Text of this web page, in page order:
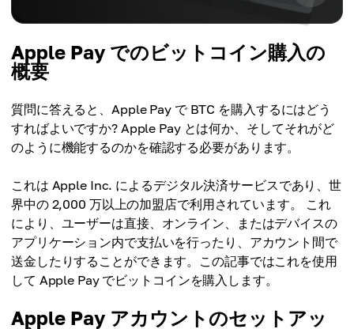
Apple Pay でのビットコイン購入の
概要
質問に答えると、Apple Pay で BTC を購入するにはどう
すればよいですか? Apple Pay とは何か、そしてそれがど
のように機能するのかを確認する必要があります。
これは Apple Inc. によるデジタル決済サービスであり、世
界中の 2,000 万以上の加盟店で利用されています。 これ
により、ユーザーは直接、オンライン、またはデバイスの
アプリケーション内で支払いを行ったり、アカウント間で
送金したりすることができます。この記事ではこれを使用
して Apple Pay でビットコインを購入します。
Apple Pay アカウントのセットアッ